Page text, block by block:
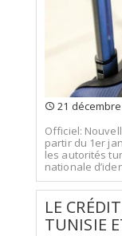
21
Officiel:
partir du 1er
les autorités
nationale
LE
TUNISIE